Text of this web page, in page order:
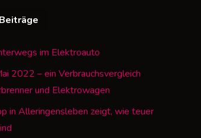
im Elektroauto
2022 – ein Verbrauchsvergleich
und Elektrowagen
in Alleringensleben zeigt, wie teuer